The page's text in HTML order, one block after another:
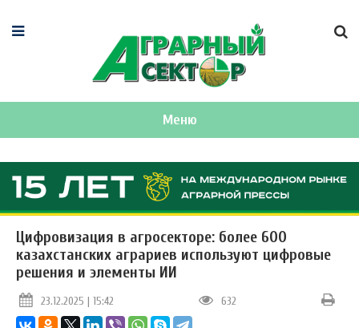
Меню
Цифровизация в агросекторе: более 600
казахстанских аграриев используют цифровые
решения и элементы ИИ
23.12.2025 | 15:42 632